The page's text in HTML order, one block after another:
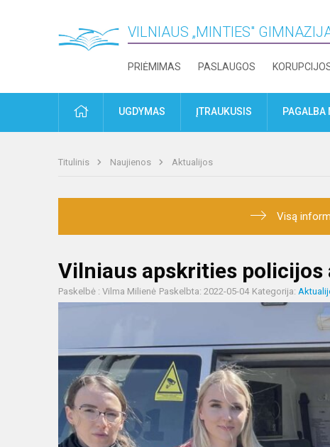
VILNIAUS „MINTIES"
PRIĖMIMAS PASLAUGOS
PRADŽIAUGDYMAS ĮTRAUKUSIS PAGALBA
Titulinis Naujienos Aktualijos
Visą
Vilniaus apskrities policijos
Paskelbė : Vilma Milienė Paskelbta: 2022-05-04 Kategorija: